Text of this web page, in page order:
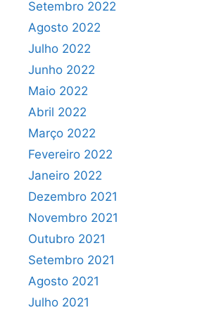
Setembro 2022
Agosto 2022
Julho 2022
Junho 2022
Maio 2022
Abril 2022
Março 2022
Fevereiro 2022
Janeiro 2022
Dezembro 2021
Novembro 2021
Outubro 2021
Setembro 2021
Agosto 2021
Julho 2021